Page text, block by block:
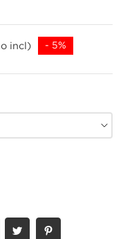
incl) - 5%